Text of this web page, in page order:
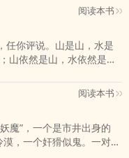
阅读本书
任你评说。山是山，水是
山依然是山，水依然是水
后；万事万物又如何；
何？善恶又如何？所作所
按照自己所见过的，所认
兄弟的新书＜秘界＞，
曲》还不错的话请不要忘
阅读本书
魔”，一个是市井出身的
，一个奸猾似鬼。一对受